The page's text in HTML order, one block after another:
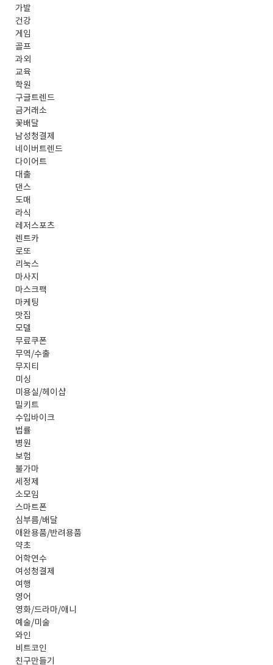
가발
건강
게임
골프
과외
교육
학원
구글트렌드
금거래소
꽃배달
남성청결제
네이버트렌드
다이어트
대출
댄스
도매
라식
레저스포츠
렌트카
로또
리눅스
마사지
마스크팩
마케팅
맛집
모델
무료쿠폰
무역/수출
무지티
미싱
미용실/헤이샵
밀키트
수입바이크
법률
병원
보험
불가마
세정제
소모임
스마트폰
심부름/배달
애완용품/반려용품
약초
어학연수
여성청결제
여행
영어
영화/드라마/애니
예술/미술
와인
비트코인
친구만들기